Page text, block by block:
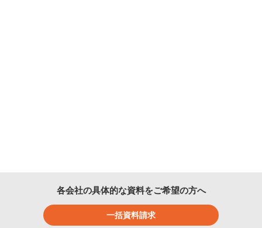
各会社の具体的な資料をご希望の方へ
一括資料請求